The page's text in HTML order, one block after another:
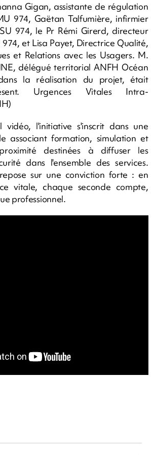
Gigan, assistante de régulation
974, Gaëtan Talfumière, infirmier
974, le Pr Rémi Girerd, directeur
et Lisa Payet, Directrice Qualité,
et Relations avec les Usagers. M.
délégué territorial ANFH Océan
la réalisation du projet, était
Urgences Vitales Intra-
vidéo, l'initiative s'inscrit dans une
associant formation, simulation et
destinées à diffuser les
dans l'ensemble des services.
sur une conviction forte : en
vitale, chaque seconde compte,
professionnel.